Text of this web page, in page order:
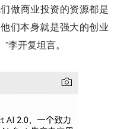
做商业投资的资源都是
们本身就是强大的创业
李开复坦言。